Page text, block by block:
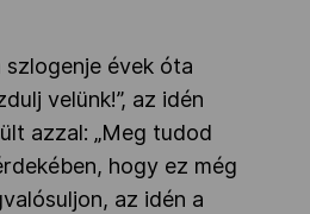
szlogenje évek óta
velünk!”, az idén
azzal: „Meg tudod
hogy ez még
az idén a